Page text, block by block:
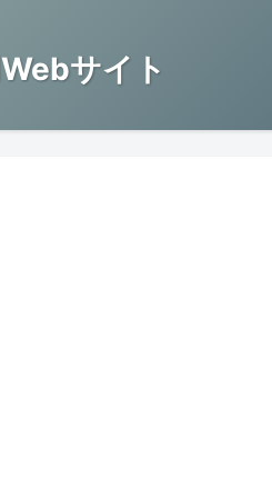
サイト